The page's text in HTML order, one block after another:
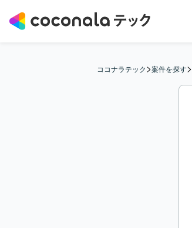
ココナラテック>案件を探す>